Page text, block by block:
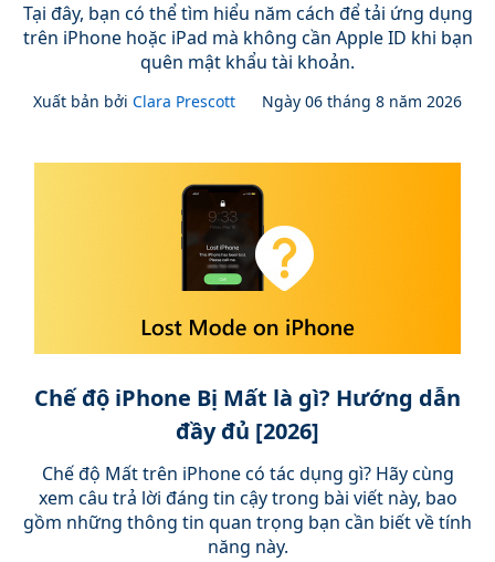
Tại đây, bạn có thể tìm hiểu năm cách để tải ứng dụng
trên iPhone hoặc iPad mà không cần Apple ID khi bạn
quên mật khẩu tài khoản.
Xuất bản bởi Clara Prescott Ngày 06 tháng 8 năm 2026
Chế độ iPhone Bị Mất là gì? Hướng dẫn
đầy đủ [2026]
Chế độ Mất trên iPhone có tác dụng gì? Hãy cùng
xem câu trả lời đáng tin cậy trong bài viết này, bao
gồm những thông tin quan trọng bạn cần biết về tính
năng này.